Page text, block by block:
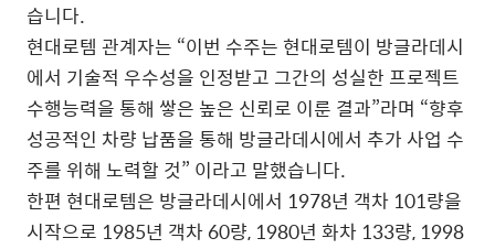
습니다.
현대로템 관계자는 “이번 수주는 현대로템이 방글라데시
에서 기술적 우수성을 인정받고 그간의 성실한 프로젝트
수행능력을 통해 쌓은 높은 신뢰로 이룬 결과”라며 “향후
성공적인 차량 납품을 통해 방글라데시에서 추가 사업 수
주를 위해 노력할 것” 이라고 말했습니다.
한편 현대로템은 방글라데시에서 1978년 객차 101량을
시작으로 1985년 객차 60량, 1980년 화차 133량, 1998